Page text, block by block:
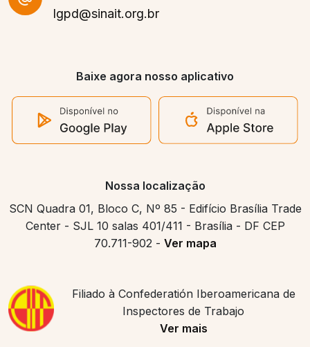
lgpd@sinait.org.br
Baixe agora nosso aplicativo
Nossa localização
SCN Quadra 01, Bloco C, Nº 85 - Edifício Brasília Trade
Center - SJL 10 salas 401/411 - Brasília - DF CEP
70.711-902 - Ver mapa
Filiado à Confederatión Iberoamericana de
Inspectores de Trabajo
Ver mais